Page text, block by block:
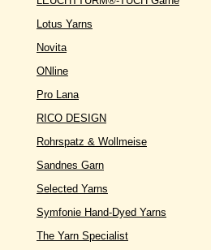
Lotus Yarns
Novita
ONline
Pro Lana
RICO DESIGN
Rohrspatz & Wollmeise
Sandnes Garn
Selected Yarns
Symfonie Hand-Dyed Yarns
The Yarn Specialist